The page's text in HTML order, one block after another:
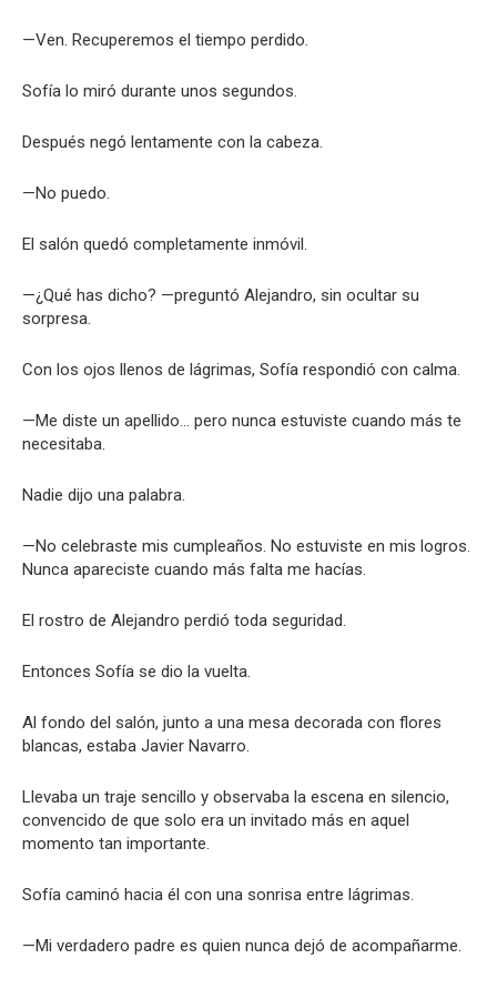
—Ven. Recuperemos el tiempo perdido.
Sofía lo miró durante unos segundos.
Después negó lentamente con la cabeza.
—No puedo.
El salón quedó completamente inmóvil.
—¿Qué has dicho? —preguntó Alejandro, sin ocultar su
sorpresa.
Con los ojos llenos de lágrimas, Sofía respondió con calma.
—Me diste un apellido… pero nunca estuviste cuando más te
necesitaba.
Nadie dijo una palabra.
—No celebraste mis cumpleaños. No estuviste en mis logros.
Nunca apareciste cuando más falta me hacías.
El rostro de Alejandro perdió toda seguridad.
Entonces Sofía se dio la vuelta.
Al fondo del salón, junto a una mesa decorada con flores
blancas, estaba Javier Navarro.
Llevaba un traje sencillo y observaba la escena en silencio,
convencido de que solo era un invitado más en aquel
momento tan importante.
Sofía caminó hacia él con una sonrisa entre lágrimas.
—Mi verdadero padre es quien nunca dejó de acompañarme.